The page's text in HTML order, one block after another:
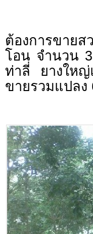
ต้องการขาย
โอน จำนวน
ท่าลี่ ยางใหญ่
ขายรวมแปลง